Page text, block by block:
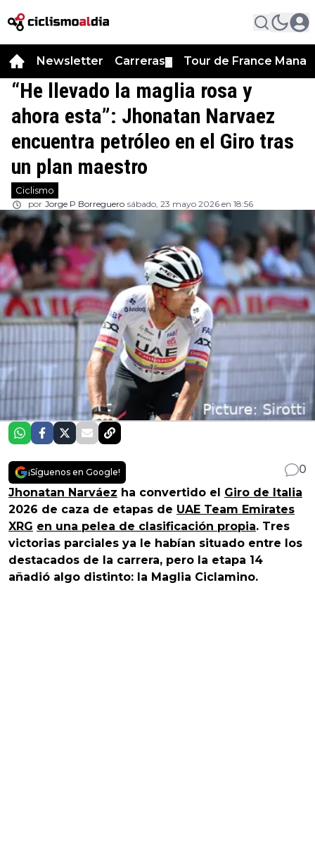
Newsletter Carreras Tour de France
“He llevado la maglia rosa y
ahora esta”: Jhonatan Narvaez
encuentra petróleo en el Giro tras
un plan maestro
Ciclismo
por Jorge P Borreguero sábado, 23 mayo 2026 en 18:56
¡Síguenos en Google!
0
Jhonatan Narváez ha convertido el Giro de Italia
2026 de caza de etapas de UAE Team Emirates
XRG en una pelea de clasificación propia. Tres
victorias parciales ya le habían situado entre los
destacados de la carrera, pero la etapa 14
añadió algo distinto: la Maglia Ciclamino.